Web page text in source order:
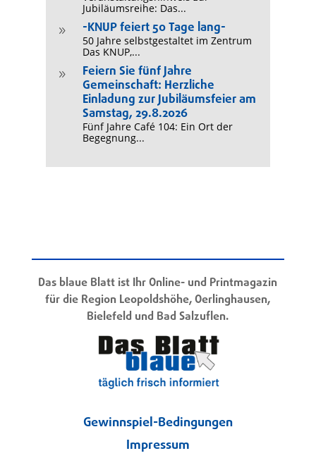
Jubiläumsreihe: Das...
9 -KNUP feiert 50 Tage lang-
50 Jahre selbstgestaltet im Zentrum
Das KNUP,...
9
Feiern Sie fünf Jahre
Gemeinschaft: Herzliche
Einladung zur Jubiläumsfeier am
Samstag, 29.8.2026
Fünf Jahre Café 104: Ein Ort der
Begegnung...
Das blaue Blatt ist Ihr Online- und Printmagazin
für die Region Leopoldshöhe, Oerlinghausen,
Bielefeld und Bad Salzuflen.
Gewinnspiel-Bedingungen
Impressum